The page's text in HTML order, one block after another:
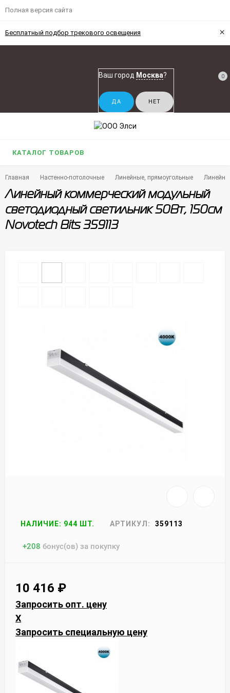
Полная версия сайта
Бесплатный подбор трекового освещения ×
Ваш город Москва? 0
КАТАЛОГ ТОВАРОВ
Главная Настенно-потолочные Линейные, прямоугольные
Линейный коммерческий модульный
светодиодный светильник 50Вт, 150см
Novotech Bits 359113
НАЛИЧИЕ: 944 ШТ. АРТИКУЛ: 359113
+208 бонус(ов) за покупку
10 416 ₽
Запросить опт. цену
X
Запросить специальную цену